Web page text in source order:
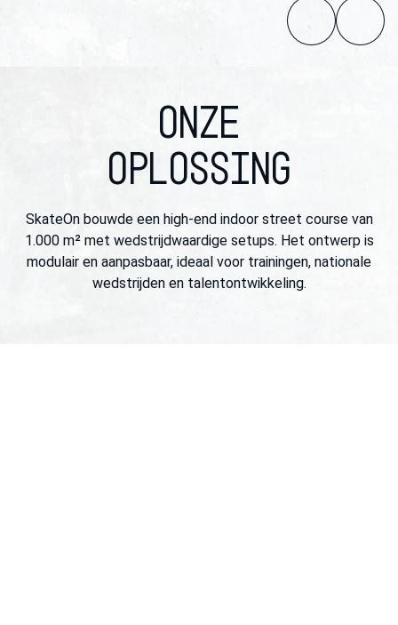
ONZE
OPLOSSING
SkateOn bouwde een high-end indoor street course van
1.000 m² met wedstrijdwaardige setups. Het ontwerp is
modulair en aanpasbaar, ideaal voor trainingen, nationale
wedstrijden en talentontwikkeling.